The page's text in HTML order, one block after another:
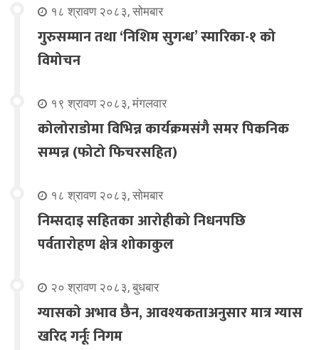
१८ श्रावण २०८३, सोमबार
गुरुसम्मान तथा ‘निशिम सुगन्ध’ स्मारिका-१ को
विमोचन
१९ श्रावण २०८३, मंगलवार
कोलोराडोमा विभिन्न कार्यक्रमसंगै समर पिकनिक
सम्पन्न (फोटो फिचरसहित)
१८ श्रावण २०८३, सोमबार
निम्सदाइ सहितका आरोहीको निधनपछि
पर्वतारोहण क्षेत्र शोकाकुल
२० श्रावण २०८३, बुधबार
ग्यासको अभाव छैन, आवश्यकताअनुसार मात्र ग्यास
खरिद गर्नूः निगम